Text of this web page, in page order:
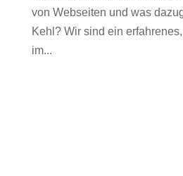
von Webseiten und was
Kehl? Wir sind ein
im...